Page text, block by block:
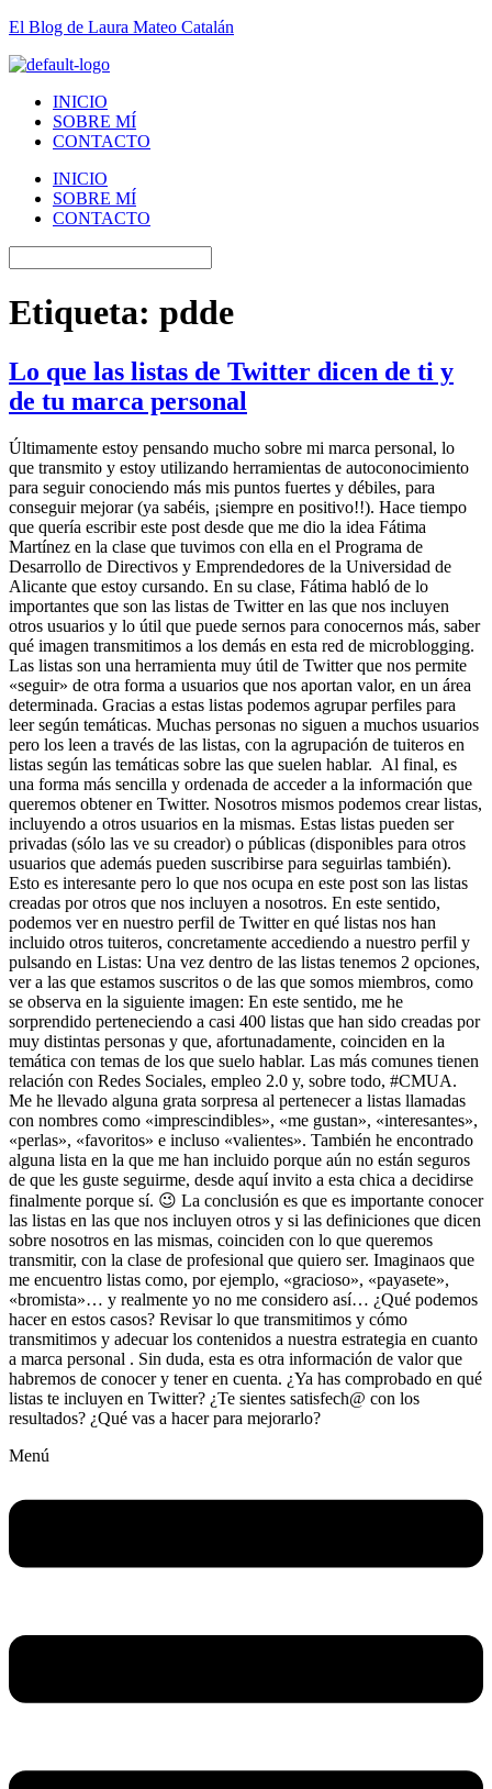
El Blog de Laura Mateo Catalán
INICIO
SOBRE MÍ
CONTACTO
INICIO
SOBRE MÍ
CONTACTO
Etiqueta: pdde
Lo que las listas de Twitter dicen de ti y
de tu marca personal
Últimamente estoy pensando mucho sobre mi marca personal, lo
que transmito y estoy utilizando herramientas de autoconocimiento
para seguir conociendo más mis puntos fuertes y débiles, para
conseguir mejorar (ya sabéis, ¡siempre en positivo!!). Hace tiempo
que quería escribir este post desde que me dio la idea Fátima
Martínez en la clase que tuvimos con ella en el Programa de
Desarrollo de Directivos y Emprendedores de la Universidad de
Alicante que estoy cursando. En su clase, Fátima habló de lo
importantes que son las listas de Twitter en las que nos incluyen
otros usuarios y lo útil que puede sernos para conocernos más, saber
qué imagen transmitimos a los demás en esta red de microblogging.
Las listas son una herramienta muy útil de Twitter que nos permite
«seguir» de otra forma a usuarios que nos aportan valor, en un área
determinada. Gracias a estas listas podemos agrupar perfiles para
leer según temáticas. Muchas personas no siguen a muchos usuarios
pero los leen a través de las listas, con la agrupación de tuiteros en
listas según las temáticas sobre las que suelen hablar. Al final, es
una forma más sencilla y ordenada de acceder a la información que
queremos obtener en Twitter. Nosotros mismos podemos crear listas,
incluyendo a otros usuarios en la mismas. Estas listas pueden ser
privadas (sólo las ve su creador) o públicas (disponibles para otros
usuarios que además pueden suscribirse para seguirlas también).
Esto es interesante pero lo que nos ocupa en este post son las listas
creadas por otros que nos incluyen a nosotros. En este sentido,
podemos ver en nuestro perfil de Twitter en qué listas nos han
incluido otros tuiteros, concretamente accediendo a nuestro perfil y
pulsando en Listas: Una vez dentro de las listas tenemos 2 opciones,
ver a las que estamos suscritos o de las que somos miembros, como
se observa en la siguiente imagen: En este sentido, me he
sorprendido perteneciendo a casi 400 listas que han sido creadas por
muy distintas personas y que, afortunadamente, coinciden en la
temática con temas de los que suelo hablar. Las más comunes tienen
relación con Redes Sociales, empleo 2.0 y, sobre todo, #CMUA.
Me he llevado alguna grata sorpresa al pertenecer a listas llamadas
con nombres como «imprescindibles», «me gustan», «interesantes»,
«perlas», «favoritos» e incluso «valientes». También he encontrado
alguna lista en la que me han incluido porque aún no están seguros
de que les guste seguirme, desde aquí invito a esta chica a decidirse
finalmente porque sí. 😉 La conclusión es que es importante conocer
las listas en las que nos incluyen otros y si las definiciones que dicen
sobre nosotros en las mismas, coinciden con lo que queremos
transmitir, con la clase de profesional que quiero ser. Imaginaos que
me encuentro listas como, por ejemplo, «gracioso», «payasete»,
«bromista»… y realmente yo no me considero así… ¿Qué podemos
hacer en estos casos? Revisar lo que transmitimos y cómo
transmitimos y adecuar los contenidos a nuestra estrategia en cuanto
a marca personal . Sin duda, esta es otra información de valor que
habremos de conocer y tener en cuenta. ¿Ya has comprobado en qué
listas te incluyen en Twitter? ¿Te sientes satisfech@ con los
resultados? ¿Qué vas a hacer para mejorarlo?
Menú